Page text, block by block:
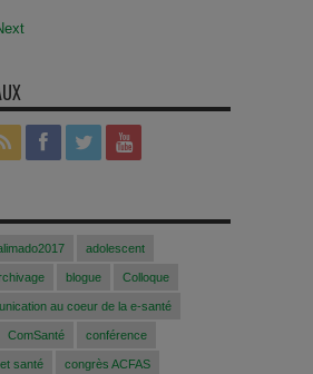
adolescent
blogue Colloque
au coeur de la e-santé
ComSanté conférence
santé congrès ACFAS